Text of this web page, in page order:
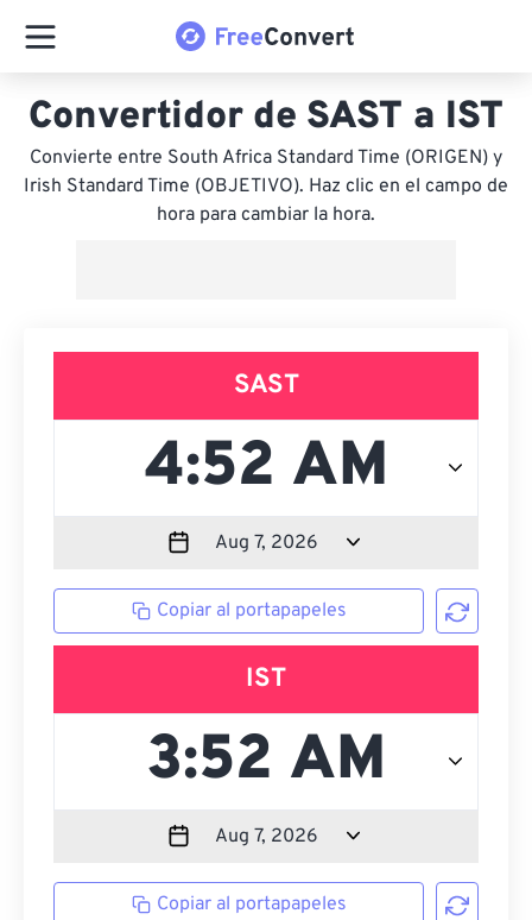
Convertidor de SAST a IST
Convierte entre South Africa Standard Time (ORIGEN) y
Irish Standard Time (OBJETIVO). Haz clic en el campo de
hora para cambiar la hora.
SAST
Copiar al portapapeles
IST
Copiar al portapapeles